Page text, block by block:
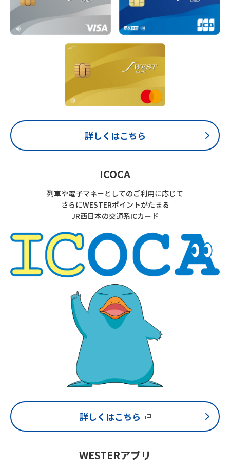
詳しくはこちら
ICOCA
列車や電子マネーとしてのご利用に応じて
さらにWESTERポイントがたまる
JR西日本の交通系ICカード
詳しくはこちら
WESTERアプリ